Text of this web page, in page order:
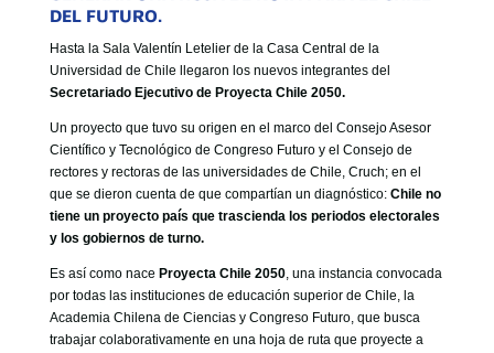
GOBIERNO CORPORATIVO
NUESTRO EQUIPO
DEL FUTURO.
Hasta la Sala Valentín Letelier de la Casa Central de la
Universidad de Chile llegaron los nuevos integrantes del
Secretariado Ejecutivo de Proyecta Chile 2050.
Un proyecto que tuvo su origen en el marco del Consejo Asesor
Científico y Tecnológico de Congreso Futuro y el Consejo de
rectores y rectoras de las universidades de Chile, Cruch; en el
que se dieron cuenta de que compartían un diagnóstico: Chile no
tiene un proyecto país que trascienda los periodos electorales
y los gobiernos de turno.
Es así como nace Proyecta Chile 2050, una instancia convocada
por todas las instituciones de educación superior de Chile, la
Academia Chilena de Ciencias y Congreso Futuro, que busca
trabajar colaborativamente en una hoja de ruta que proyecte a